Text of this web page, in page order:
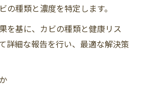
の種類と濃度を特定します。
を基に、カビの種類と健康リス
詳細な報告を行い、最適な解決策